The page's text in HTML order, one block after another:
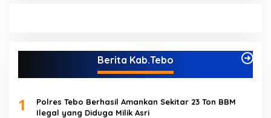
Berita Kab.Tebo
1
Polres Tebo Berhasil Amankan Sekitar 23 Ton BBM
Ilegal yang Diduga Milik Asri